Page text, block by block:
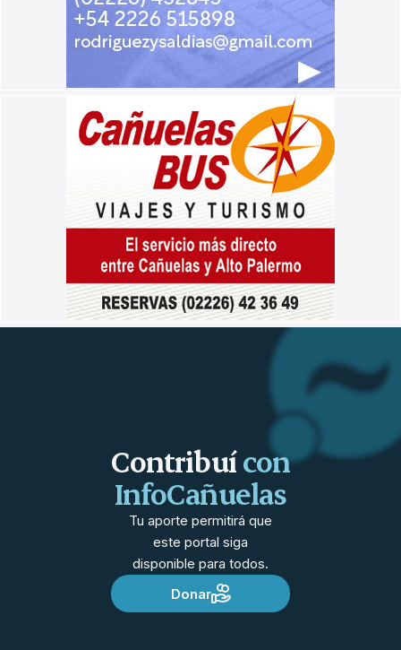
Contribuícon
InfoCañuelas
Tu aporte permitirá que
este portal siga
disponible para todos.
Donar